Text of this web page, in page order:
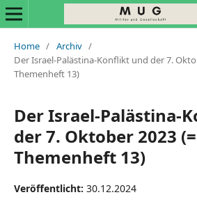
Home / Archiv /
Der Israel-Palästina-Konflikt und der 7.
Themenheft 13)
Der Israel-Palästina-
der 7. Oktober 2023
Themenheft 13)
Veröffentlicht: 30.12.2024